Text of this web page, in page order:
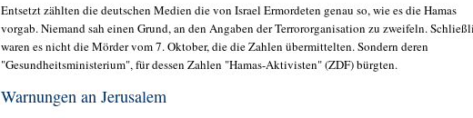
Entsetzt zählten die deutschen Medien die von Israel Ermordeten genau so, wie es die Hamas
vorgab. Niemand sah einen Grund, an den Angaben der Terrororganisation zu zweifeln.
waren es nicht die Mörder vom 7. Oktober, die die Zahlen übermittelten. Sondern deren
"Gesundheitsministerium", für dessen Zahlen "Hamas-Aktivisten" (ZDF) bürgten.
Warnungen an Jerusalem